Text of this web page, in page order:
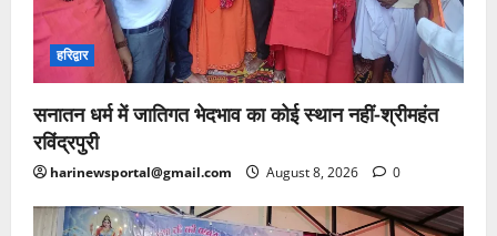
हरिद्वार
सनातन धर्म में जातिगत भेदभाव का कोई स्थान नहीं-श्रीमहंत
रविंद्रपुरी
harinewsportal@gmail.com August 8, 2026 0